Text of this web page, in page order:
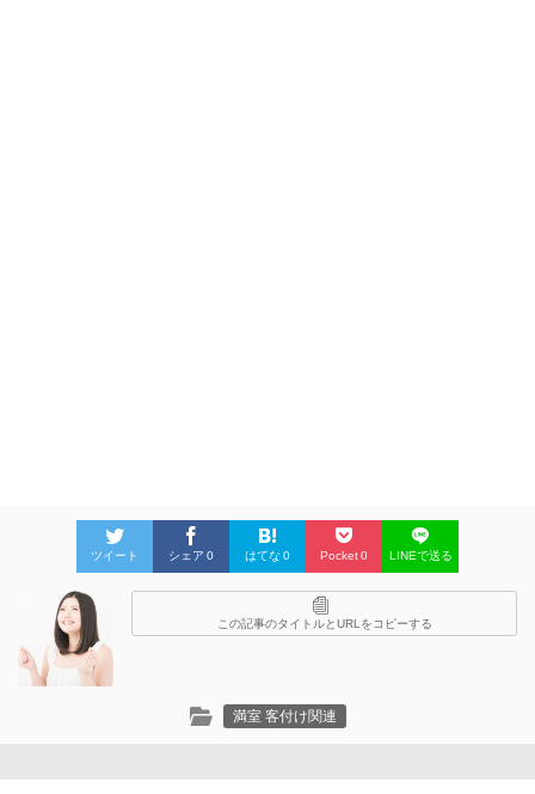
ツイート シェア 0 はてな 0 Pocket0 LINEで送る
この記事のタイトルとURLをコピーする
満室 客付け関連